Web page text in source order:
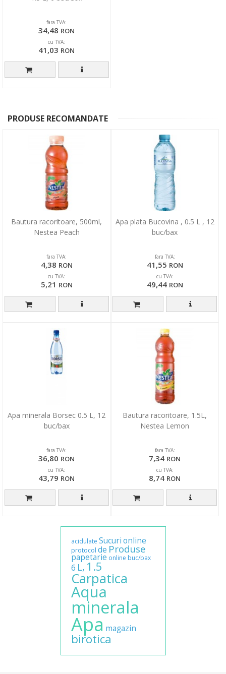
fara TVA:
34,48 RON
cu TVA:
41,03 RON
PRODUSE RECOMANDATE
Bautura racoritoare, 500ml,
Nestea Peach
fara TVA:
4,38 RON
cu TVA:
5,21 RON
Apa plata Bucovina , 0.5 L , 12
buc/bax
fara TVA:
41,55 RON
cu TVA:
49,44 RON
Apa minerala Borsec 0.5 L, 12
buc/bax
fara TVA:
36,80 RON
cu TVA:
43,79 RON
Bautura racoritoare, 1.5L,
Nestea Lemon
fara TVA:
7,34 RON
cu TVA:
8,74 RON
acidulate Sucurionline
protocol de Produse
papetarie online buc/bax
6 L, 1.5
Carpatica
Aqua
minerala
Apa magazin
birotica